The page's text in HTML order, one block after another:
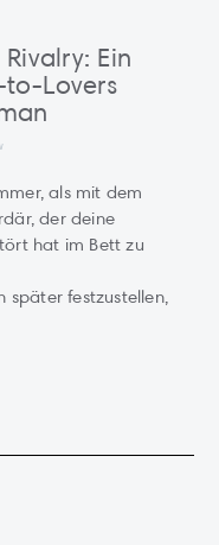
Ein
to-Lovers
als mit dem
der deine
hat im Bett zu
später festzustellen,